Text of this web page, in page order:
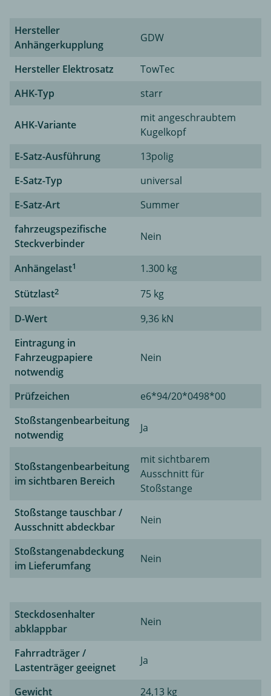
Hersteller
Anhängerkupplung
GDW
Hersteller Elektrosatz
TowTec
AHK-Typ
starr
AHK-Variante
mit angeschraubtem
Kugelkopf
E-Satz-Ausführung
13polig
E-Satz-Typ
universal
E-Satz-Art
Summer
fahrzeugspezifische
Steckverbinder
Nein
Anhängelast1
1.300 kg
Stützlast2
75 kg
D-Wert
9,36 kN
Eintragung in
Fahrzeugpapiere
notwendig
Nein
Prüfzeichen
e6*94/20*0498*00
Stoßstangenbearbeitung
notwendig
Ja
Stoßstangenbearbeitung
im sichtbaren Bereich
mit sichtbarem
Ausschnitt für
Stoßstange
Stoßstange tauschbar /
Ausschnitt abdeckbar
Nein
Stoßstangenabdeckung
im Lieferumfang
Nein
Steckdosenhalter
abklappbar
Nein
Fahrradträger /
Lastenträger geeignet
Ja
Gewicht 24,13 kg